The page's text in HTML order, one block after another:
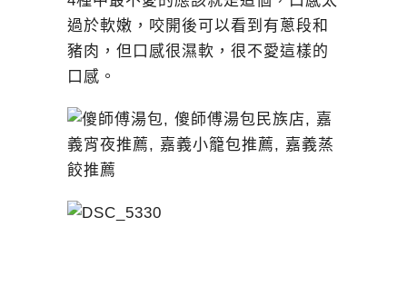
過於軟嫩，咬開後可以看到有蔥段和
豬肉，但口感很濕軟，很不愛這樣的
口感。